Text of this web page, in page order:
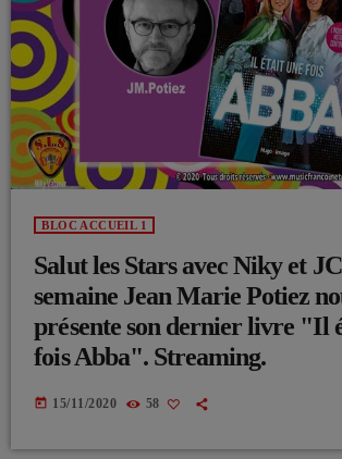
BLOC ACCUEIL 1
Salut les Stars avec Niky et
semaine Jean Marie Potiez
présente son dernier livre "Il
fois Abba". Streaming.
today 15/11/2020 58